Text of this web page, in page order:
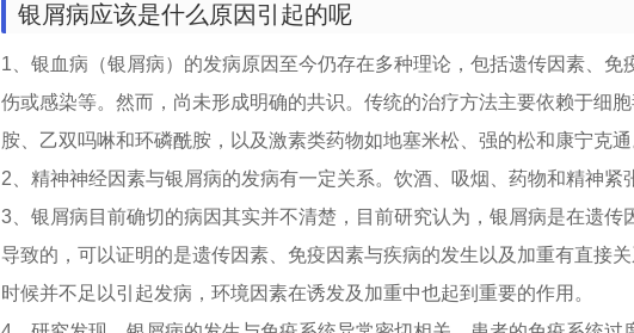
银屑病应该是什么原因引起的呢
1、银血病（银屑病）的发病原因至今仍存在多种理论，包括遗传因素、免
伤或感染等。然而，尚未形成明确的共识。传统的治疗方法主要依赖于细
胺、乙双吗啉和环磷酰胺，以及激素类药物如地塞米松、强的松和康宁克通
2、精神神经因素与银屑病的发病有一定关系。饮酒、吸烟、药物和精神紧
3、银屑病目前确切的病因其实并不清楚，目前研究认为，银屑病是在遗传
导致的，可以证明的是遗传因素、免疫因素与疾病的发生以及加重有直接
时候并不足以引起发病，环境因素在诱发及加重中也起到重要的作用。